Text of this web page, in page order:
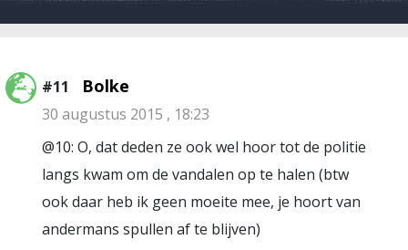
#11 Bolke
30 augustus 2015 , 18:23
@10: O, dat deden ze ook wel hoor tot de politie
langs kwam om de vandalen op te halen (btw
ook daar heb ik geen moeite mee, je hoort van
andermans spullen af te blijven)